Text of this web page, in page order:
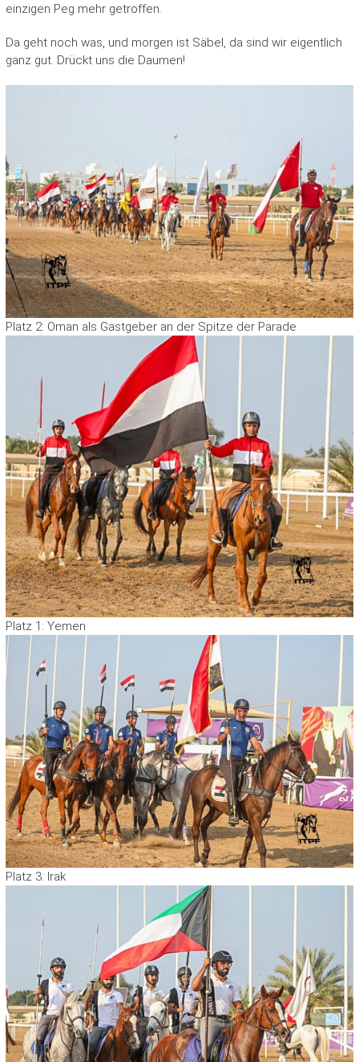
einzigen Peg mehr getroffen.
Da geht noch was, und morgen ist Säbel, da sind wir eigentlich
ganz gut. Drückt uns die Daumen!
Platz 2: Oman als Gastgeber an der Spitze der Parade
Platz 1: Yemen
Platz 3: Irak